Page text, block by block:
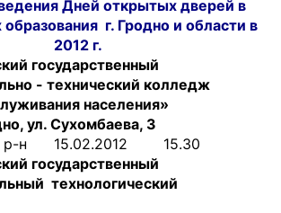
Дней открытых дверей в
г. Гродно и области в
2012 г.
государственный
- технический колледж
населения»
ул. Сухомбаева, 3
р-н 15.02.2012 15.30
государственный
технологический